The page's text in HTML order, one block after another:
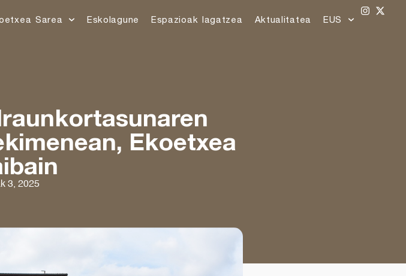
Sarea Eskolagune Espazioak lagatzea Aktualitatea EUS
Ekoetxea
3, 2025